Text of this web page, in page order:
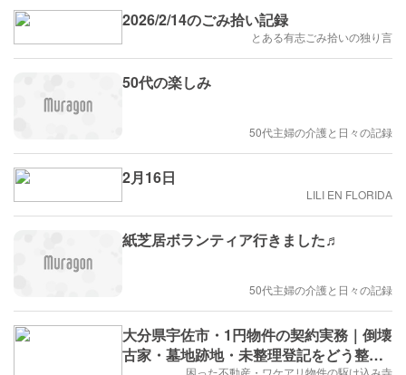
2026/2/14のごみ拾い記録
とある有志ごみ拾いの独り言
50代の楽しみ
50代主婦の介護と日々の記録
2月16日
LILI EN FLORIDA
紙芝居ボランティア行きました♬
50代主婦の介護と日々の記録
大分県宇佐市・1円物件の契約実務｜倒壊
古家・墓地跡地・未整理登記をどう整理
困った不動産・ワケアリ物件の駆け込み寺